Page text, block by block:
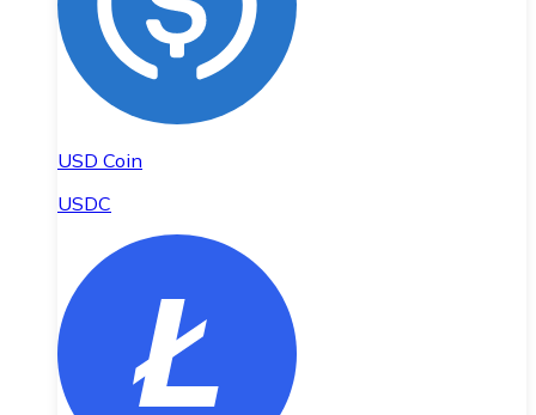
USD Coin
USDC